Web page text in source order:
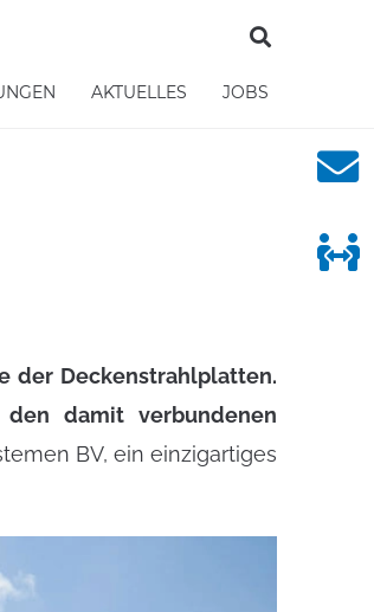
AKTUELLES JOBS
der Deckenstrahlplatten.
damit verbundenen
BV, ein einzigartiges